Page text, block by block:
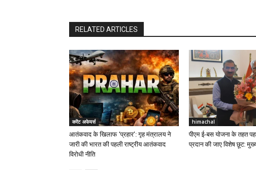
RELATED ARTICLES
करेंट अफेयर्स
आतंकवाद के खिलाफ ‘प्रहार’: गृह मंत्रालय ने
जारी की भारत की पहली राष्ट्रीय आतंकवाद
विरोधी नीति
himachal
पीएम ई-बस योजना के तहत
प्रदान की जाए विशेष छूट: